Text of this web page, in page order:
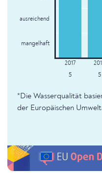
ausreichend
mangelhaft
5 5
*Die Wasserqualität
der Europäischen